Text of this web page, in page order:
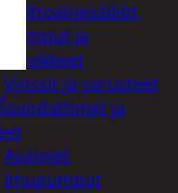
Polttoainesäiliöt,
pumput ja
tarvikkeet
Vinssit ja varusteet
suodattimet ja
Avaimet
Imupumput